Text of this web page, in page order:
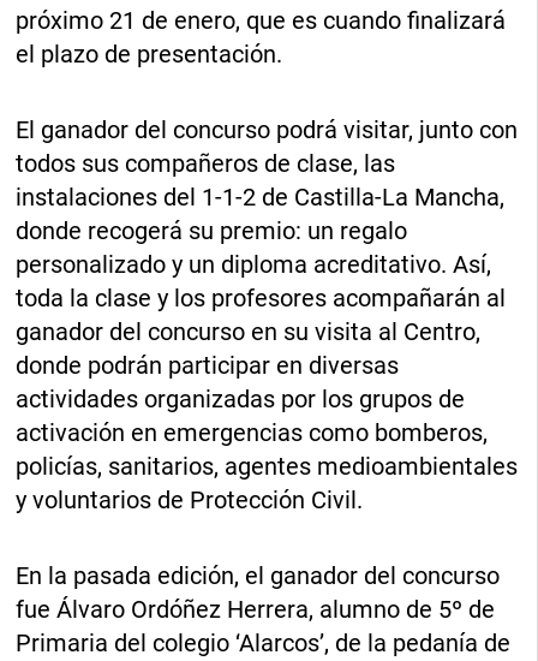
próximo 21 de enero, que es cuando finalizará
el plazo de presentación.
El ganador del concurso podrá visitar, junto con
todos sus compañeros de clase, las
instalaciones del 1-1-2 de Castilla-La Mancha,
donde recogerá su premio: un regalo
personalizado y un diploma acreditativo. Así,
toda la clase y los profesores acompañarán al
ganador del concurso en su visita al Centro,
donde podrán participar en diversas
actividades organizadas por los grupos de
activación en emergencias como bomberos,
policías, sanitarios, agentes medioambientales
y voluntarios de Protección Civil.
En la pasada edición, el ganador del concurso
fue Álvaro Ordóñez Herrera, alumno de 5º de
Primaria del colegio ‘Alarcos’, de la pedanía de